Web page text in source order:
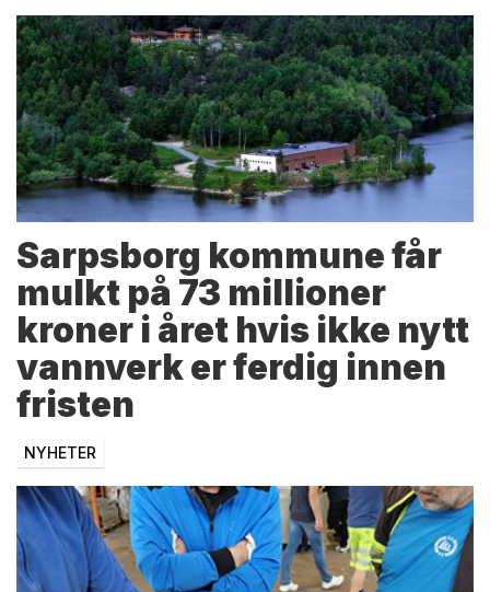
Sarpsborg kommune får
mulkt på 73 millioner
kroner i året hvis ikke nytt
vannverk er ferdig innen
fristen
NYHETER